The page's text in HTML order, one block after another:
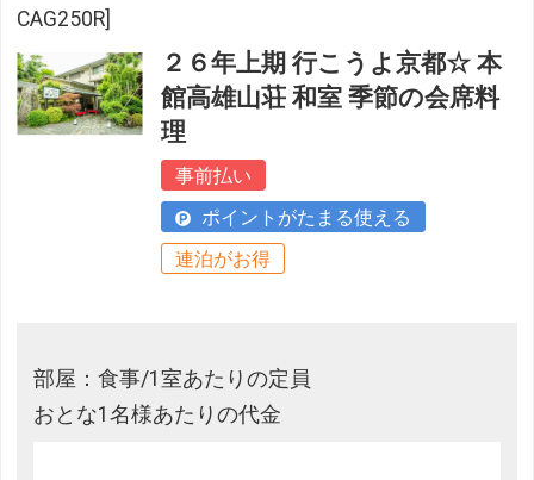
CAG250R]
２６年上期 行こうよ京都☆ 本
館高雄山荘 和室 季節の会席料
理
事前払い
ポイントがたまる使える
連泊がお得
部屋：食事/1室あたりの定員
おとな1名様あたりの代金